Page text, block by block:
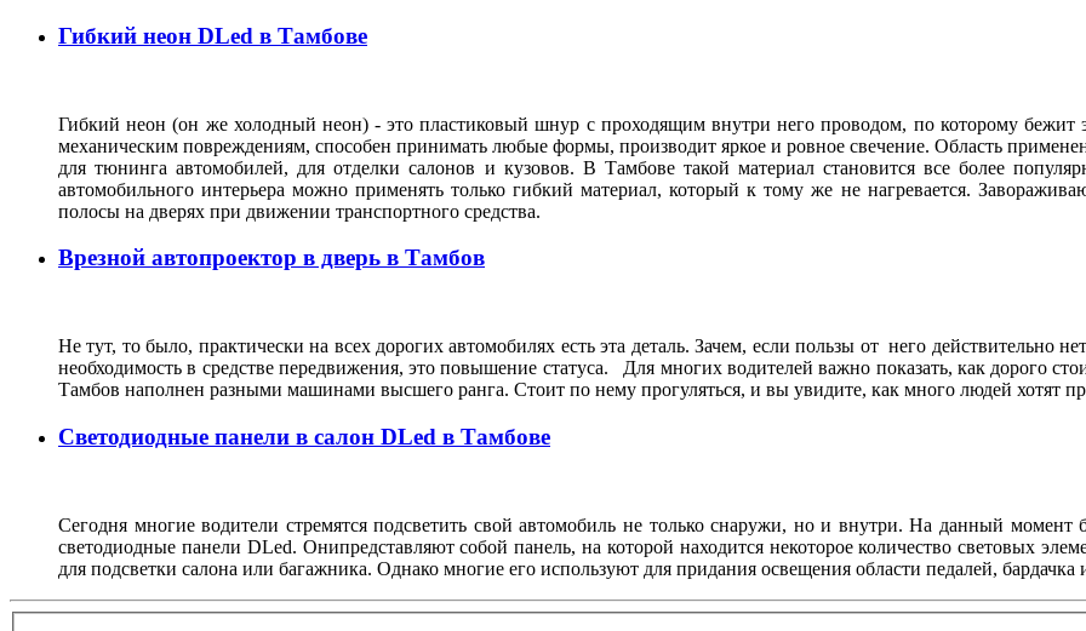
Гибкий неон DLed в Тамбове
Гибкий неон (он же холодный неон) - это пластиковый шнур с проходящим внутри него проводом, по которому
механическим повреждениям, способен принимать любые формы, производит яркое и ровное свечение. Область
для тюнинга автомобилей, для отделки салонов и кузовов. В Тамбове такой материал становится все более
автомобильного интерьера можно применять только гибкий материал, который к тому же не нагревается.
полосы на дверях при движении транспортного средства.
Врезной автопроектор в дверь в Тамбов
Не тут, то было, практически на всех дорогих автомобилях есть эта деталь. Зачем, если пользы от него действительно
необходимость в средстве передвижения, это повышение статуса. Для многих водителей важно показать, как дорого
Тамбов наполнен разными машинами высшего ранга. Стоит по нему прогуляться, и вы увидите, как много людей хотят
Светодиодные панели в салон DLed в Тамбове
Сегодня многие водители стремятся подсветить свой автомобиль не только снаружи, но и внутри. На данный
светодиодные панели DLed. Онипредставляют собой панель, на которой находится некоторое количество световых
для подсветки салона или багажника. Однако многие его используют для придания освещения области педалей, бардачка